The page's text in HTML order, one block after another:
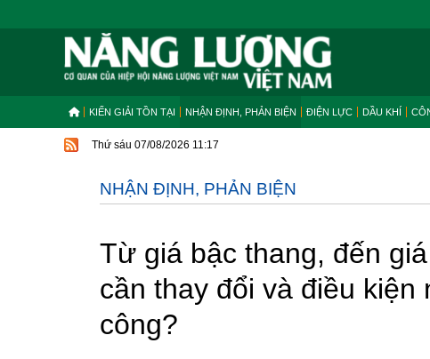
KIẾN GIẢI TỒN TẠI NHẬN ĐỊNH, PHẢN BIỆN ĐIỆN LỰC DẦU KHÍ
Thứ sáu 07/08/2026 11:17
NHẬN ĐỊNH, PHẢN BIỆN
Từ giá bậc thang, đến
cần thay đổi và điều kiện
công?